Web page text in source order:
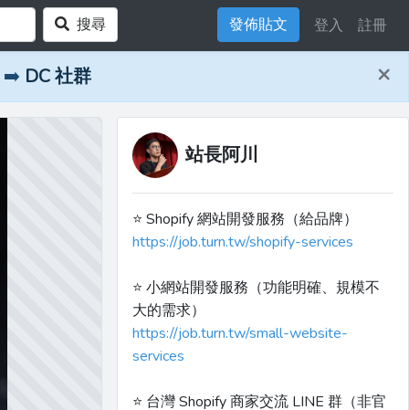
搜尋 發佈貼文 登入 註冊
➡️ DC 社群 ×
站長阿川
⭐️ Shopify 網站開發服務（給品牌）
https://job.turn.tw/shopify-services
⭐️ 小網站開發服務（功能明確、規模不
大的需求）
https://job.turn.tw/small-website-
services
⭐️ 台灣 Shopify 商家交流 LINE 群（非官